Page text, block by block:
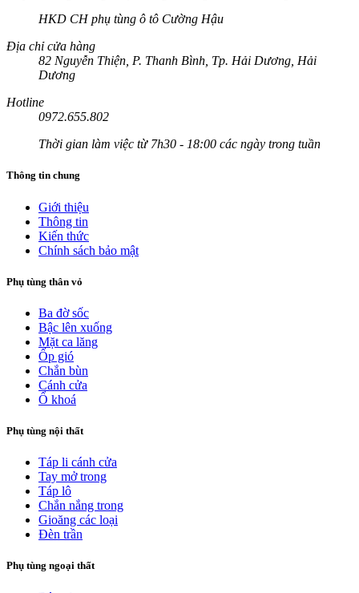
HKD CH phụ tùng ô tô Cường Hậu
Địa chỉ cửa hàng
82 Nguyễn Thiện, P. Thanh Bình, Tp. Hải Dương, Hải
Dương
Hotline
0972.655.802
Thời gian làm việc từ 7h30 - 18:00 các ngày trong tuần
Thông tin chung
Giới thiệu
Thông tin
Kiến thức
Chính sách bảo mật
Phụ tùng thân vỏ
Ba đờ sốc
Bậc lên xuống
Mặt ca lăng
Ốp gió
Chắn bùn
Cánh cửa
Ổ khoá
Phụ tùng nội thất
Táp li cánh cửa
Tay mở trong
Táp lô
Chắn nắng trong
Gioăng các loại
Đèn trần
Phụ tùng ngoại thất